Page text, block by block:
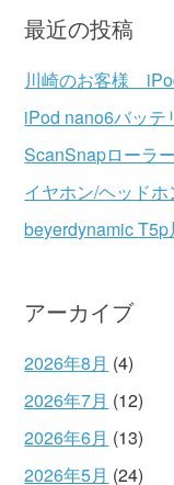
リ
ー
最近の投稿
川崎のお客様
iPod nano6バッ
ScanSnapローラ
イヤホン/ヘッド
beyerdynamic
アーカイブ
2026年8月 (4)
2026年7月 (12)
2026年6月 (13)
2026年5月 (24)